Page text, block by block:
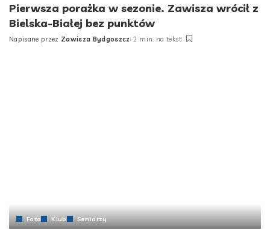
Pierwsza porażka w sezonie. Zawisza wrócił z
Bielska-Białej bez punktów
Napisane przez Zawisza Bydgoszcz 2 min. na tekst
Foto Klub Seniorzy